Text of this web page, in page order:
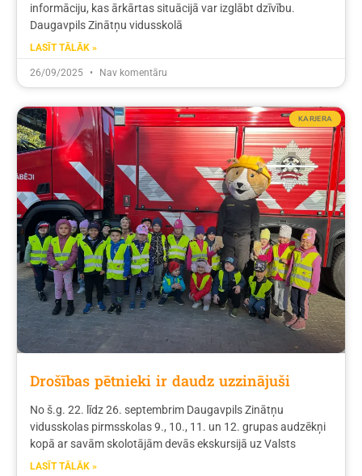
informāciju, kas ārkārtas situācijā var izglābt dzīvību.
Daugavpils Zinātņu vidusskolā
LASĪT TĀLĀK »
26/09/2025 Nav komentāru
KARJERA
Drošības pētnieki ir daudz uzzinājuši
No š.g. 22. līdz 26. septembrim Daugavpils Zinātņu
vidusskolas pirmsskolas 9., 10., 11. un 12. grupas audzēkņi
kopā ar savām skolotājām devās ekskursijā uz Valsts
LASĪT TĀLĀK »